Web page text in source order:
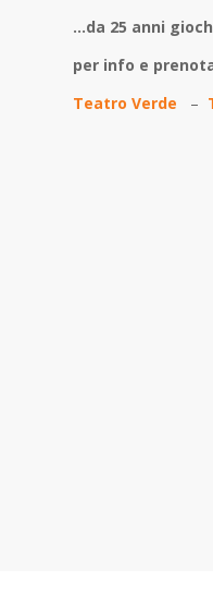
…da 25 anni
per info e
Teatro Verde
–